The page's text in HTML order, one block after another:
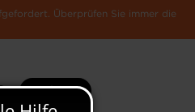
Überprüfen Sie immer die
Mehr